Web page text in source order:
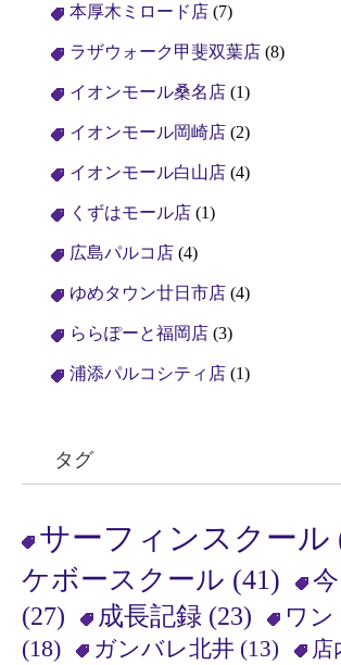
本厚木ミロード店 (7)
ラザウォーク甲斐双葉店 (8)
イオンモール桑名店 (1)
イオンモール岡崎店 (2)
イオンモール白山店 (4)
くずはモール店 (1)
広島パルコ店 (4)
ゆめタウン廿日市店 (4)
ららぽーと福岡店 (3)
浦添パルコシティ店 (1)
タグ
サーフィンスクール
ケボースクール (41)
(27)
成長記録 (23)
ワン
(18)
ガンバレ北井 (13)
店